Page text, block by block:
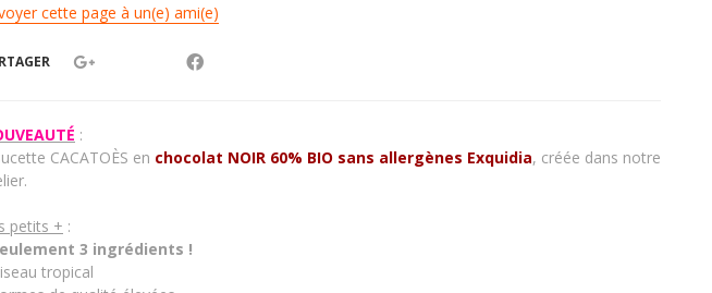
cette page à un(e) ami(e)
:
CACATOÈS en chocolat NOIR 60% BIO sans allergènes Exquidia, créée dans notre
petits + :
3 ingrédients !
tropical